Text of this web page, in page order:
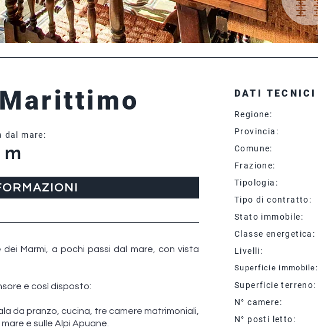
dal mare:
Marmi, a pochi passi dal mare, con vista
e così disposto:
da pranzo, cucina, tre camere matrimoniali,
e sulle Alpi Apuane.
DATI TECNICI
Regione:
Provincia:
Comune:
Frazione:
Tipologia:
Tipo di contratto:
Stato immobile:
Classe energetica:
Livelli:
Superficie immobile:
Superficie terreno:
N° camere:
N° posti letto: